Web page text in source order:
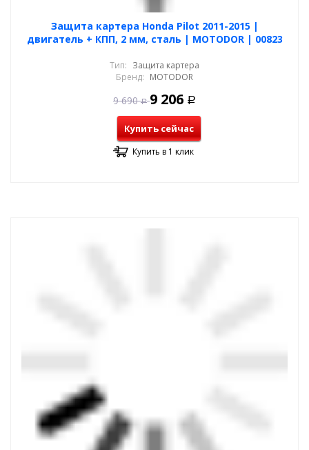
Защита картера Honda Pilot 2011-2015 |
двигатель + КПП, 2 мм, сталь | MOTODOR | 00823
Тип: Защита картера
Бренд: MOTODOR
9 690 Р 9 206 Р
Купить сейчас
Купить в 1 клик